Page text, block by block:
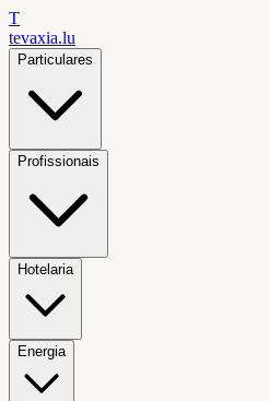
T
tevaxia.lu
Particulares
Profissionais
Hotelaria
Energia